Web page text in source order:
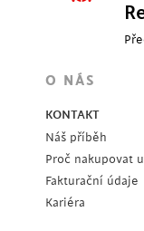
O NÁS
KONTAKT
Náš příběh
Proč nakupovat
Fakturační údaje
Kariéra